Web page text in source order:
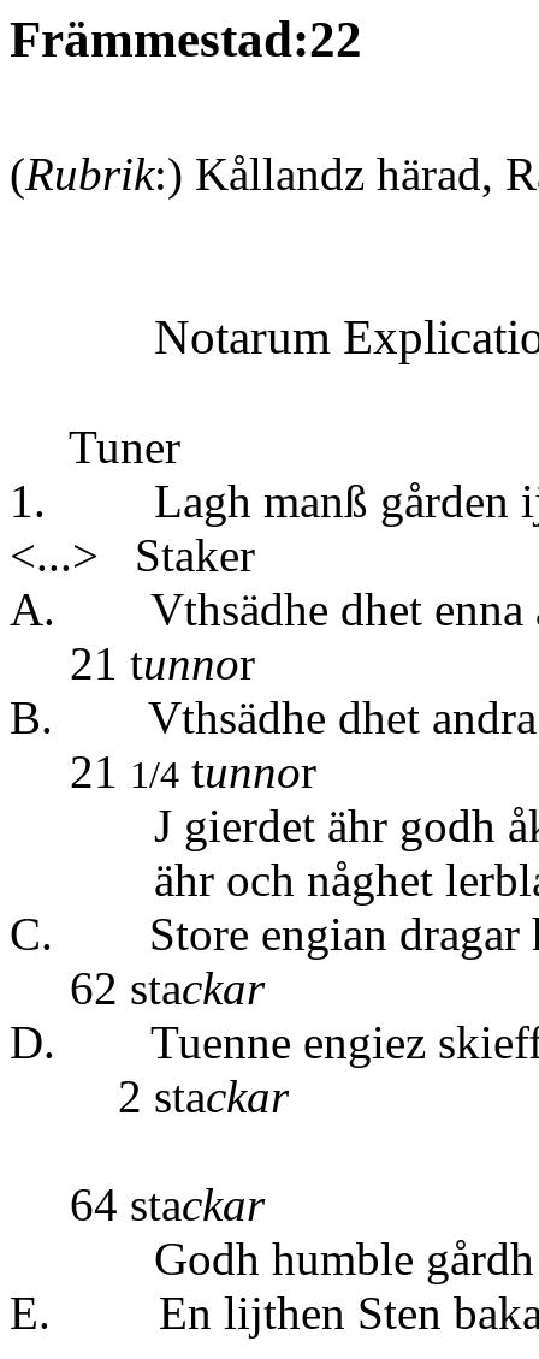
Främmestad:22
(Rubrik:) Kållandz härad,
Notarum
Tuner
1. Lagh manß gården ij
<...>
Staker
A. Vthsädhe dhet enna
21 tunnor
B. Vthsädhe
21 1/4 tunnor
J gierdet ähr godh
ähr och någhet
C. Store
62 stackar
D. Tuenne engiez
2 stackar
64 stackar
Godh humble gårdh
E. En lijthen Sten baka,